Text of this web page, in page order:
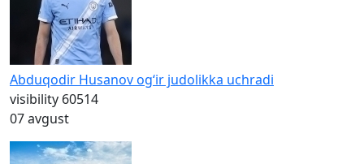
Abduqodir Husanov og‘ir judolikka uchradi
visibility 60514
07 avgust